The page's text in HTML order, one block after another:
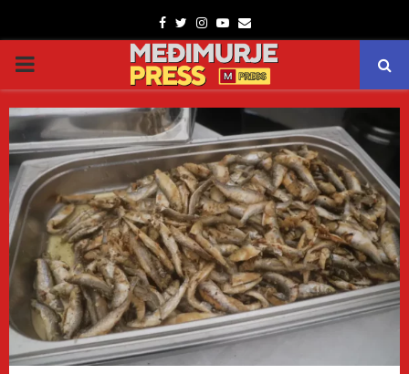
Facebook
TwitterInstagram
Youtube
Email
PRIMARY
MENU